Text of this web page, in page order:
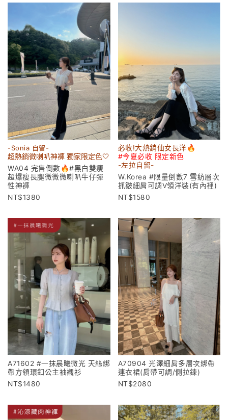
-Sonia 自留-
超熱銷微喇叭神褲 獨家限定色🤍
WA04 完售倒數🔥#黑白雙瘦
超爆瘦長腿微微微喇叭牛仔彈
性神褲
1380
必收!大熱銷仙女長洋🔥
#今夏必收 限定新色
-左拉自留-
W.Korea #限量倒數7 雪紡層次
抓皺細肩可調V領洋裝(有內裡)
1580
A71602 #一抹晨曦微光 天絲綁
帶方領環釦公主袖襯衫
1480
A70904 光澤細肩多層次綁帶
連衣裙(肩帶可調/側拉鍊)
2080